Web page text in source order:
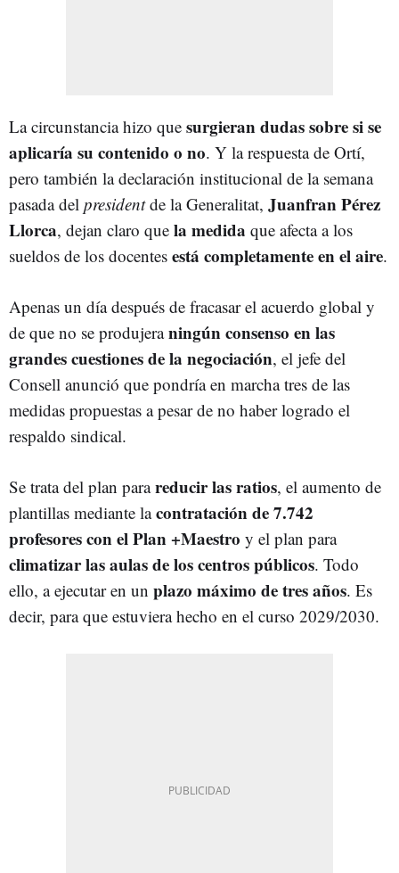
La circunstancia hizo que surgieran dudas sobre si se
aplicaría su contenido o no. Y la respuesta de Ortí,
pero también la declaración institucional de la semana
pasada del presidentde la Generalitat, Juanfran Pérez
Llorca, dejan claro que la medida que afecta a los
sueldos de los docentes está completamente en el aire.
Apenas un día después de fracasar el acuerdo global y
de que no se produjeraningún consenso en las
grandes cuestiones de la negociación, el jefe del
Consell anunció que pondría en marcha tres de las
medidas propuestas a pesar de no haber logrado el
respaldo sindical.
Se trata del plan parareducir las ratios, el aumento de
plantillas mediante lacontratación de 7.742
profesores con el Plan +Maestro y el plan para
climatizar las aulas de los centros públicos. Todo
ello, a ejecutar en un plazo máximo de tres años. Es
decir, para que estuviera hecho en el curso 2029/2030.